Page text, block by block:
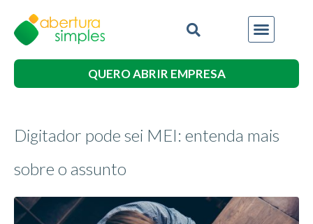
QUERO ABRIR EMPRESA
Digitador pode sei MEI: entenda mais
sobre o assunto